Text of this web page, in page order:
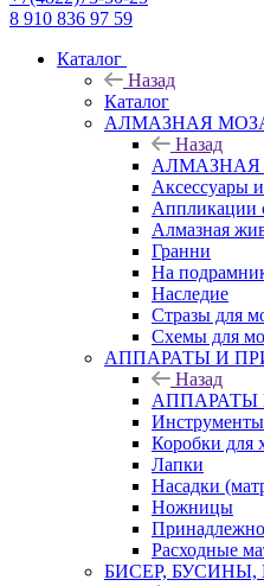
8 910 836 97 59
Каталог
Назад
Каталог
АЛМАЗНАЯ
Назад
Аксессуары
Аппликации
Алмазная
Гранни
На
Наследие
Стразы для
Схемы для
АППАРАТЫ И
Назад
АППАРАТЫ
Инструменты
Коробки для
Лапки
Насадки
Ножницы
Расходные
БИСЕР,